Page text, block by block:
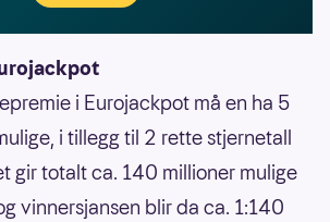
i Eurojackpot må en ha 5
i tillegg til 2 rette stjernetall
gir totalt ca. 140 millioner mulige
vinnersjansen blir da ca. 1:140